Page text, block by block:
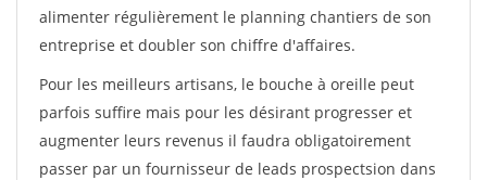
alimenter régulièrement le planning chantiers de son
entreprise et doubler son chiffre d'affaires.
Pour les meilleurs artisans, le bouche à oreille peut
parfois suffire mais pour les désirant progresser et
augmenter leurs revenus il faudra obligatoirement
passer par un fournisseur de leads prospectsion dans